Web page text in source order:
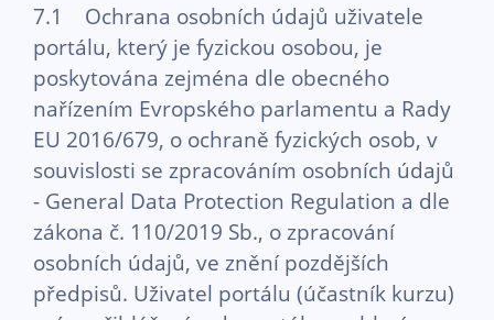
7.1 Ochrana osobních údajů uživatele
portálu, který je fyzickou osobou, je
poskytována zejména dle obecného
nařízením Evropského parlamentu a Rady
EU 2016/679, o ochraně fyzických osob, v
souvislosti se zpracováním osobních údajů
- General Data Protection Regulation a dle
zákona č. 110/2019 Sb., o zpracování
osobních údajů, ve znění pozdějších
předpisů. Uživatel portálu (účastník kurzu)